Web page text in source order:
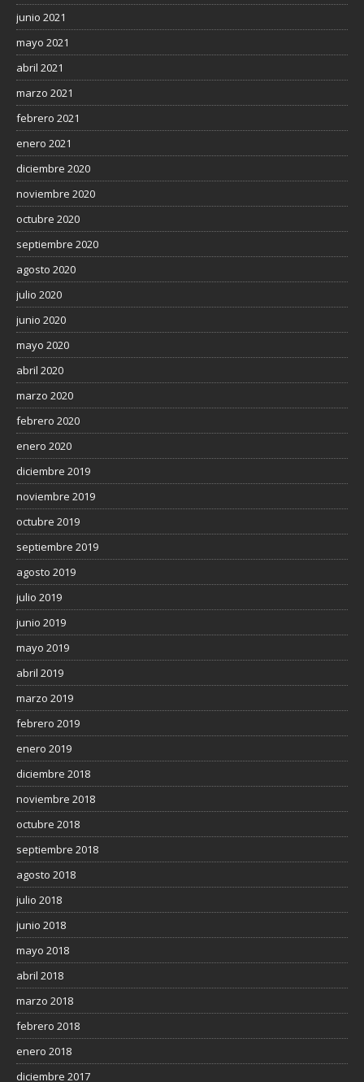
junio 2021
mayo 2021
abril 2021
marzo 2021
febrero 2021
enero 2021
diciembre 2020
noviembre 2020
octubre 2020
septiembre 2020
agosto 2020
julio 2020
junio 2020
mayo 2020
abril 2020
marzo 2020
febrero 2020
enero 2020
diciembre 2019
noviembre 2019
octubre 2019
septiembre 2019
agosto 2019
julio 2019
junio 2019
mayo 2019
abril 2019
marzo 2019
febrero 2019
enero 2019
diciembre 2018
noviembre 2018
octubre 2018
septiembre 2018
agosto 2018
julio 2018
junio 2018
mayo 2018
abril 2018
marzo 2018
febrero 2018
enero 2018
diciembre 2017